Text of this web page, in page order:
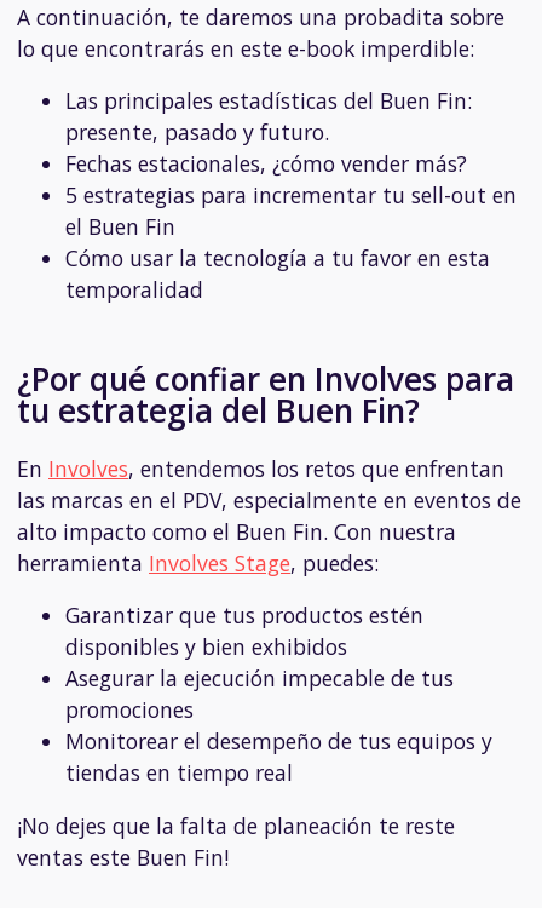
A continuación, te daremos una probadita sobre
lo que encontrarás en este e-book imperdible:
Las principales estadísticas del Buen Fin:
presente, pasado y futuro.
Fechas estacionales, ¿cómo vender más?
5 estrategias para incrementar tu sell-out en
el Buen Fin
Cómo usar la tecnología a tu favor en esta
temporalidad
¿Por qué confiar en Involves para
tu estrategia del Buen Fin?
En Involves, entendemos los retos que enfrentan
las marcas en el PDV, especialmente en eventos de
alto impacto como el Buen Fin. Con nuestra
herramienta Involves Stage, puedes:
Garantizar que tus productos estén
disponibles y bien exhibidos
Asegurar la ejecución impecable de tus
promociones
Monitorear el desempeño de tus equipos y
tiendas en tiempo real
¡No dejes que la falta de planeación te reste
ventas este Buen Fin!